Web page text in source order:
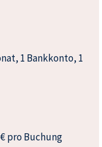
1 Bankkonto, 1
pro Buchung